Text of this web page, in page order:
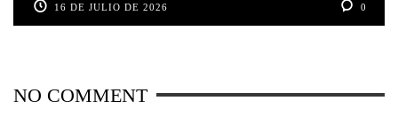
16 DE JULIO DE 2026 0
NO COMMENT